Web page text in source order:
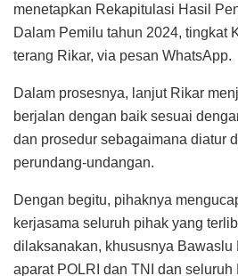
menetapkan Rekapitulasi Hasil
Dalam Pemilu tahun 2024, tingkat
terang Rikar, via pesan WhatsApp.
Dalam prosesnya, lanjut Rikar
berjalan dengan baik sesuai
dan prosedur sebagaimana diatur
perundang-undangan.
Dengan begitu, pihaknya
kerjasama seluruh pihak yang
dilaksanakan, khususnya Bawaslu
aparat POLRI dan TNI dan seluruh